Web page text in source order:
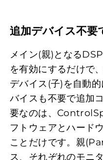
追加デバイス不要
メイン(親)となる
を有効にするだけで
デバイス(子)を自動
バイスも不要で追加
要なのは、
フトウェアとハード
ことだけです。親
ス、それぞれのモニ